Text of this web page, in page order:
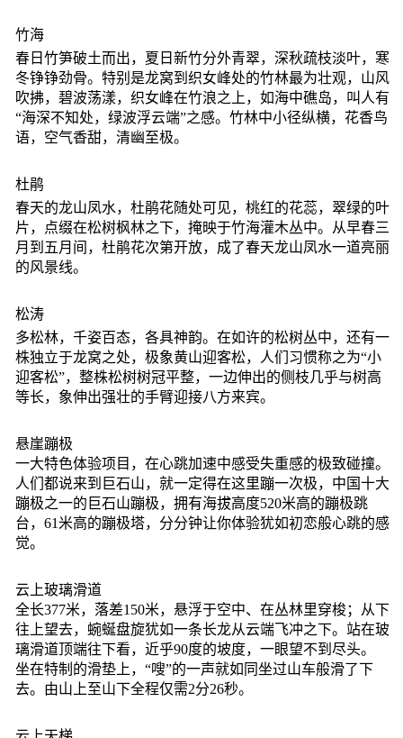
竹海
春日竹笋破土而出，夏日新竹分外青翠，深秋疏枝淡叶，寒
冬铮铮劲骨。特别是龙窝到织女峰处的竹林最为壮观，山风
吹拂，碧波荡漾，织女峰在竹浪之上，如海中礁岛，叫人有
“海深不知处，绿波浮云端”之感。竹林中小径纵横，花香鸟
语，空气香甜，清幽至极。
杜鹃
春天的龙山凤水，杜鹃花随处可见，桃红的花蕊，翠绿的叶
片，点缀在松树枫林之下，掩映于竹海灌木丛中。从早春三
月到五月间，杜鹃花次第开放，成了春天龙山凤水一道亮丽
的风景线。
松涛
多松林，千姿百态，各具神韵。在如许的松树丛中，还有一
株独立于龙窝之处，极象黄山迎客松，人们习惯称之为“小
迎客松”，整株松树树冠平整，一边伸出的侧枝几乎与树高
等长，象伸出强壮的手臂迎接八方来宾。
悬崖蹦极
一大特色体验项目，在心跳加速中感受失重感的极致碰撞。
人们都说来到巨石山，就一定得在这里蹦一次极，中国十大
蹦极之一的巨石山蹦极，拥有海拔高度520米高的蹦极跳
台，61米高的蹦极塔，分分钟让你体验犹如初恋般心跳的感
觉。
云上玻璃滑道
全长377米，落差150米，悬浮于空中、在丛林里穿梭；从下
往上望去，蜿蜒盘旋犹如一条长龙从云端飞冲之下。站在玻
璃滑道顶端往下看，近乎90度的坡度，一眼望不到尽头。
坐在特制的滑垫上，“嗖”的一声就如同坐过山车般滑了下
去。由山上至山下全程仅需2分26秒。